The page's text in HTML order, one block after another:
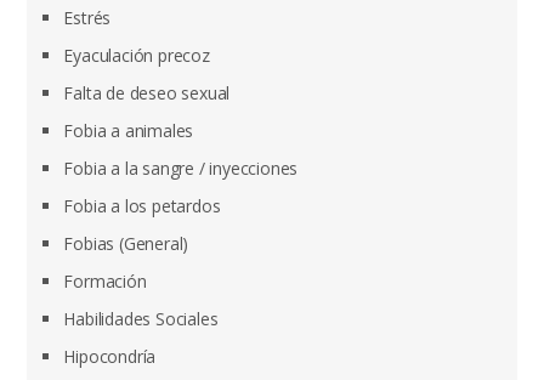
Estrés
Eyaculación precoz
Falta de deseo sexual
Fobia a animales
Fobia a la sangre / inyecciones
Fobia a los petardos
Fobias (General)
Formación
Habilidades Sociales
Hipocondría